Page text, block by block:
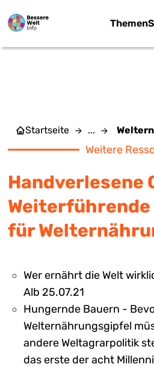
Themen
Startseite ...
Weitere
Handverlesene
Weiterführende
für
Wer ernährt die Welt
Alb 25.07.21
Hungernde Bauern -
Welternährungsgipfel
andere Weltagrarpolitik
das erste der acht